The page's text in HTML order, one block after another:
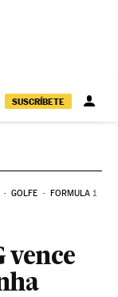
SUSCRÍBETE
GOLFE FORMULA 1
vence